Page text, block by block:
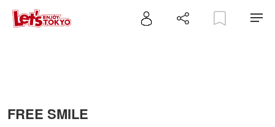
FREE SMILE